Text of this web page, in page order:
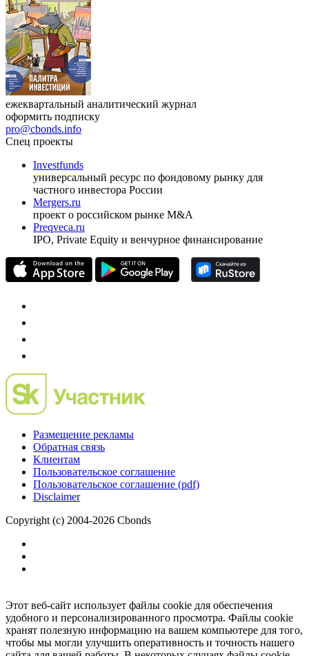
ежеквартальный аналитический журнал
оформить подписку
pro@cbonds.info
Спец проекты
Investfunds
универсальный ресурс по фондовому рынку для
частного инвестора России
Mergers.ru
проект о российском рынке M&A
Preqveca.ru
IPO, Private Equity и венчурное финансирование
Размещение рекламы
Обратная связь
Клиентам
Пользовательское соглашение
Пользовательское соглашение (pdf)
Disclaimer
Copyright (c) 2004-2026 Cbonds
Этот веб-сайт использует файлы cookie для обеспечения
удобного и персонализированного просмотра. Файлы cookie
хранят полезную информацию на вашем компьютере для того,
чтобы мы могли улучшить оперативность и точность нашего